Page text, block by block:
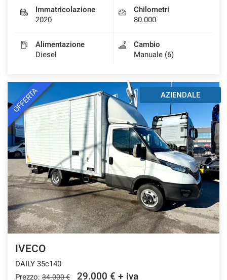
Immatricolazione
2020
Chilometri
80.000
Alimentazione
Diesel
Cambio
Manuale (6)
OFFERTA AZIENDALE
IVECO
DAILY 35c140
Prezzo: 34.000 € 29.000 € + iva